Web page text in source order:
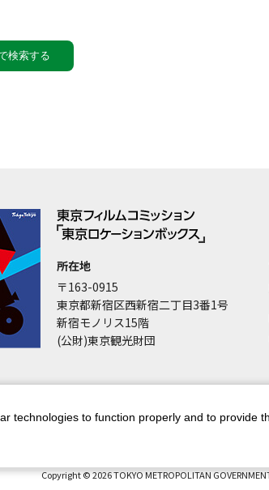
検索する
所在地
〒163-0915
東京都新宿区西新宿二丁目3番1号
新宿モノリス15階
(公財)東京観光財団
Copyright © 2026 TOKYO METROPOLITAN
technologies to function properly and to provide